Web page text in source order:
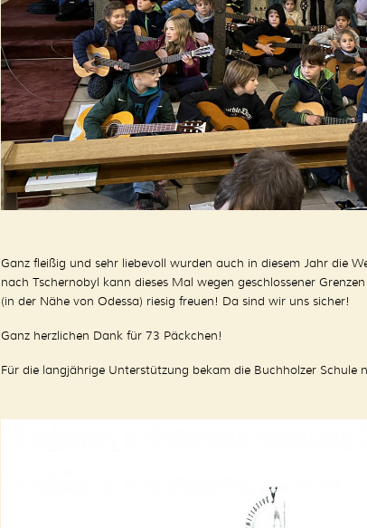
Ganz fleißig und sehr liebevoll wurden auch in diesem Jahr die
nach Tschernobyl kann dieses Mal wegen geschlossener
(in der Nähe von Odessa) riesig freuen! Da sind wir uns sicher!
Ganz herzlichen Dank für 73 Päckchen!
Für die langjährige Unterstützung bekam die Buchholzer Schule